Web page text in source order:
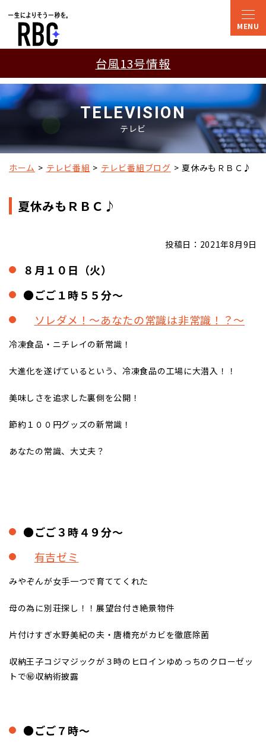
台風13号情報
TELEVISION
テレビ
ホーム テレビ番組 テレビ番組ブログ 夏休みもＲＢＣ♪
夏休みもＲＢＣ♪
投稿日：2021年8月9日
８月１０日（火）
●ごご１時５５分～
ソレダメ！～あなたの常識は非常識！？～
冷凍食品・ニチレイの新常識！
大進化を遂げているという、冷凍食品の工場に大潜入！！
美味しさを追求した裏側を公開！
節約１００円グッズの新常識！
あなたの常識、大丈夫？
●ごご３時４９分～
有吉ゼミ
みやぞんが女手一つで育ててくれた
母の為に別荘探し！！展望台付き絶景物件
片付けすぎ水野美紀の夫・唐橋充がカビを徹底除菌
収納王子コジマジックが３時のヒロインゆめっちのクローゼッ
トで㊙収納術披露
●ごご７時～